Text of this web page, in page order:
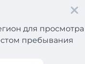
для просмотра
пребывания